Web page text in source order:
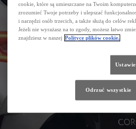
cookie, które są umieszczane na Twoim
zrozumieć Twoje potrzeby i ulepszać
i narzędzi osób trzecich, a także służą do celów
Jeżeli nie wyrażasz na to zgody, możesz łatwo
znajdziesz w naszej Polityce plików cookie.
Odrzuć wszystkie